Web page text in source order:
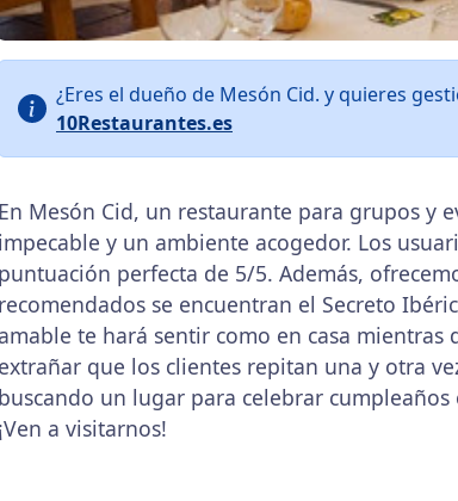
¿Eres el dueño de Mesón Cid. y quieres
10Restaurantes.es
En Mesón Cid, un restaurante para grupos y
impecable y un ambiente acogedor. Los
puntuación perfecta de 5/5. Además,
recomendados se encuentran el Secreto
amable te hará sentir como en casa
extrañar que los clientes repitan una y otra
buscando un lugar para celebrar
¡Ven a visitarnos!